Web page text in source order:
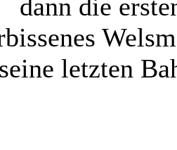
dann die
letzten